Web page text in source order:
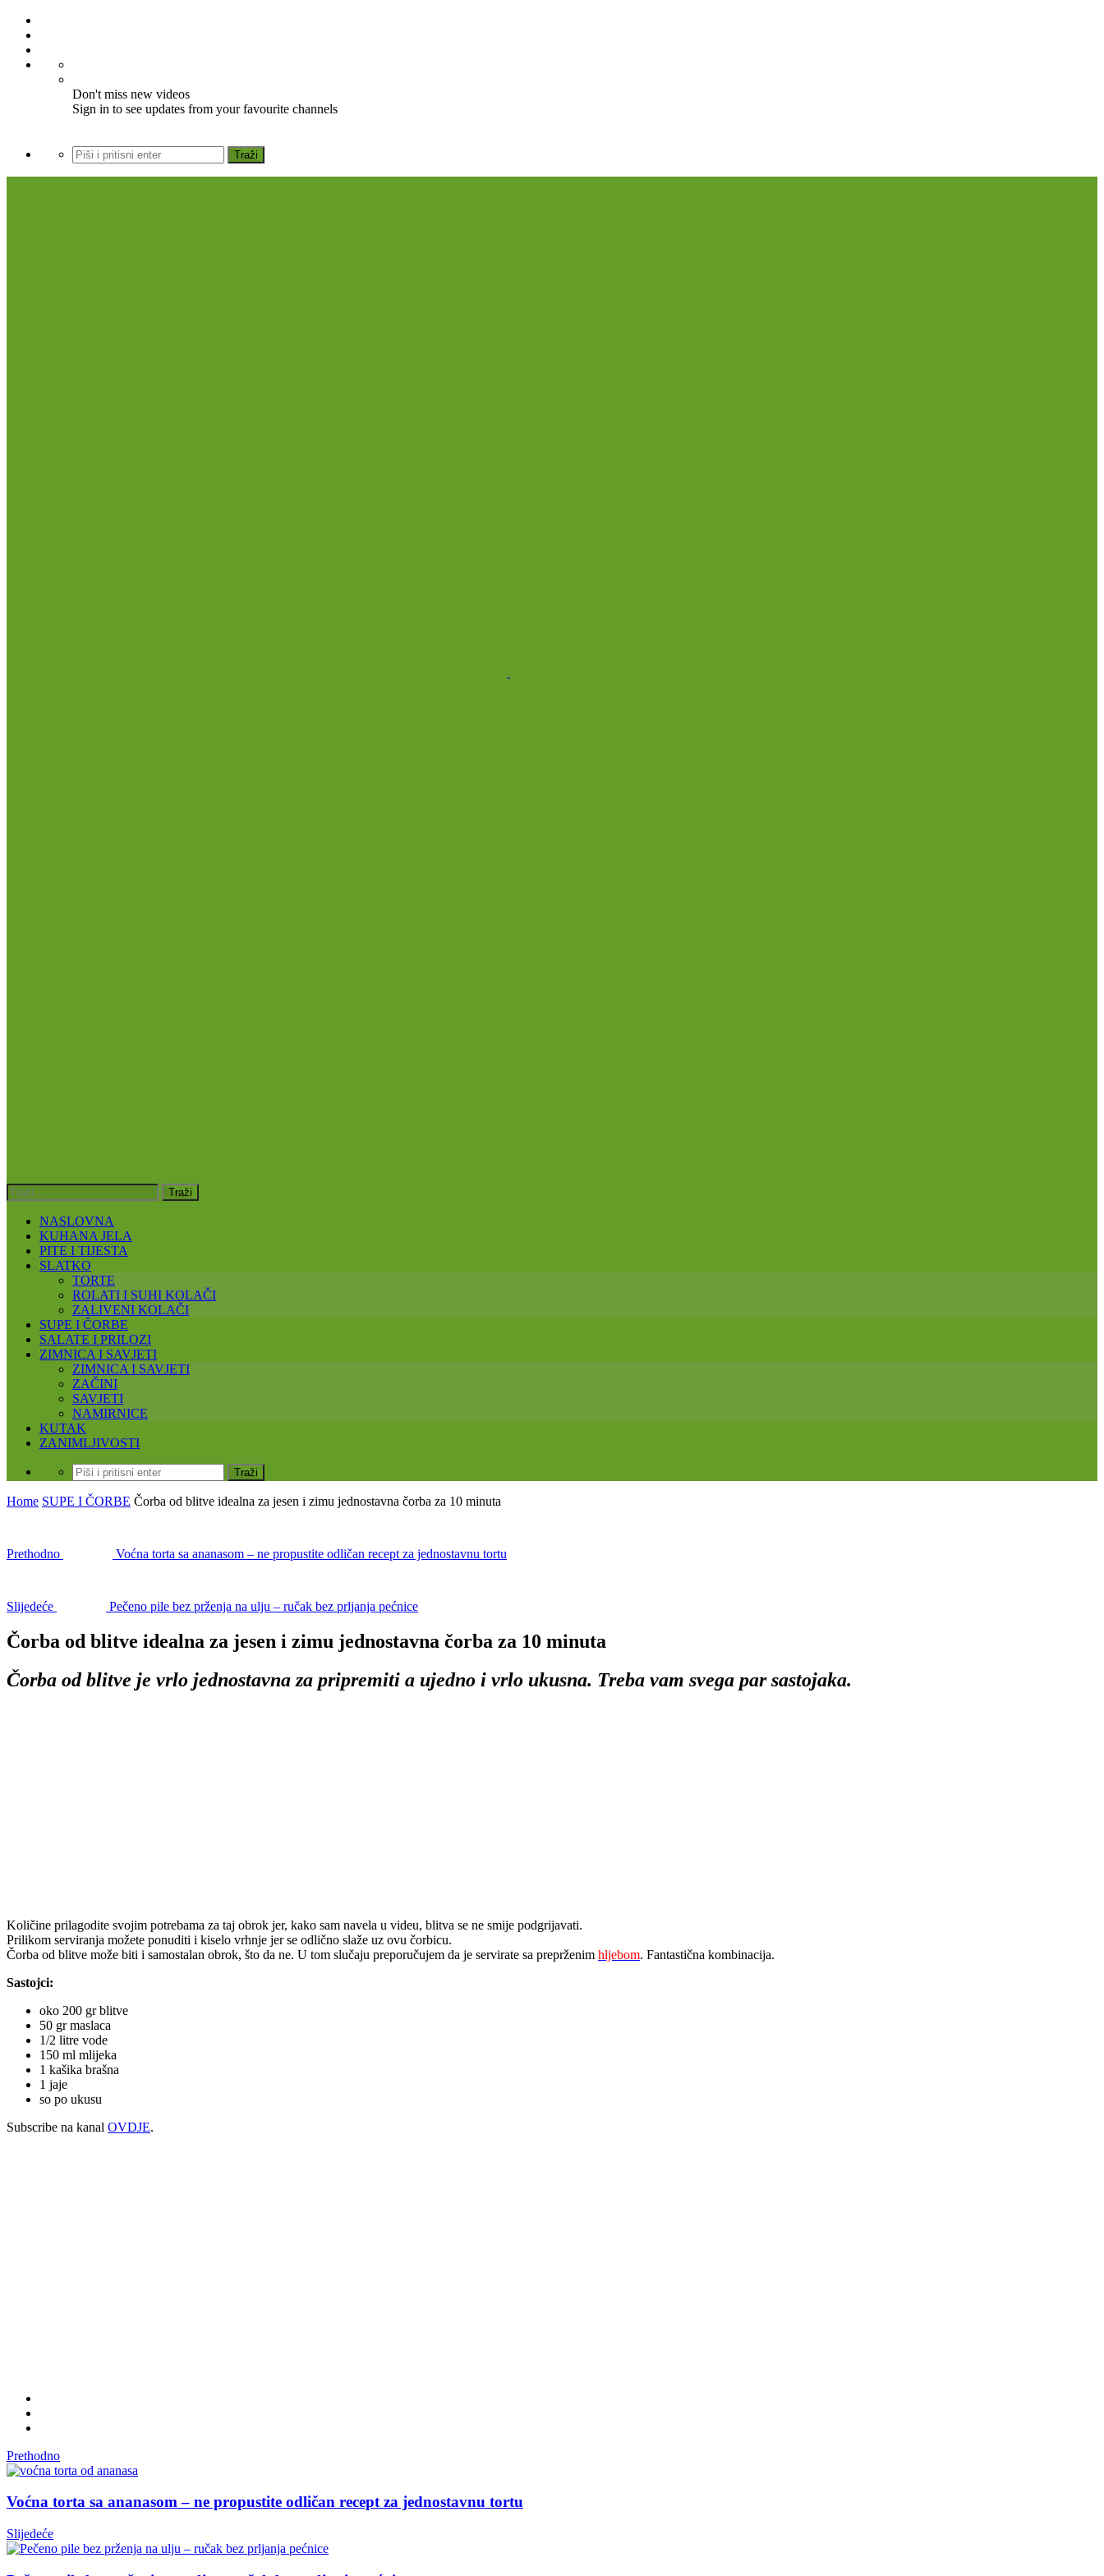
Don't miss new videos
Sign in to see updates from your favourite channels
NASLOVNA
KUHANA JELA
PITE I TIJESTA
SLATKO
TORTE
ROLATI I SUHI KOLAČI
ZALIVENI KOLAČI
SUPE I ČORBE
SALATE I PRILOZI
ZIMNICA I SAVJETI
ZIMNICA I SAVJETI
ZAČINI
SAVJETI
NAMIRNICE
KUTAK
ZANIMLJIVOSTI
Home SUPE I ČORBE Čorba od blitve idealna za jesen i zimu jednostavna čorba za 10 minuta
Prethodno Voćna torta sa ananasom – ne propustite odličan recept za jednostavnu tortu
Slijedeće Pečeno pile bez prženja na ulju – ručak bez prljanja pećnice
Čorba od blitve idealna za jesen i zimu jednostavna čorba za 10 minuta
Čorba od blitve je vrlo jednostavna za pripremiti a ujedno i vrlo ukusna. Treba vam svega par sastojaka.
Količine prilagodite svojim potrebama za taj obrok jer, kako sam navela u videu, blitva se ne smije podgrijavati.
Prilikom serviranja možete ponuditi i kiselo vrhnje jer se odlično slaže uz ovu čorbicu.
Čorba od blitve može biti i samostalan obrok, što da ne. U tom slučaju preporučujem da je servirate sa preprženim hljebom. Fantastična kombinacija.
Sastojci:
oko 200 gr blitve
50 gr maslaca
1/2 litre vode
150 ml mlijeka
1 kašika brašna
1 jaje
so po ukusu
Subscribe na kanal OVDJE.
Prethodno
Voćna torta sa ananasom – ne propustite odličan recept za jednostavnu tortu
Slijedeće